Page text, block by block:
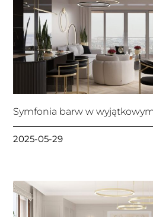
Symfonia barw w
2025-05-29